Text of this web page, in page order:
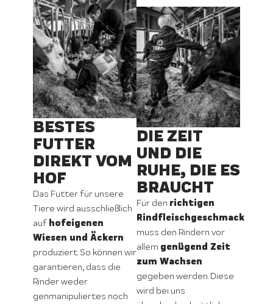
BESTES
FUTTER
DIREKT VOM
HOF
Das Futter für unsere
Tiere wird ausschließlich
auf hofeigenen
Wiesen und Äckern
produziert. So können wir
garantieren, dass die
Rinder weder
genmanipuliertes noch
DIE ZEIT
UND DIE
RUHE, DIE ES
BRAUCHT
Für den richtigen
Rindfleischgeschmack
muss den Rindern vor
allem genügend Zeit
zum Wachsen
gegeben werden. Diese
wird bei uns